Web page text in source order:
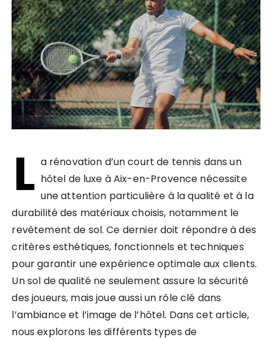
L a rénovation d’un court de tennis dans un
hôtel de luxe à Aix-en-Provence nécessite
une attention particulière à la qualité et à la
durabilité des matériaux choisis, notamment le
revêtement de sol. Ce dernier doit répondre à des
critères esthétiques, fonctionnels et techniques
pour garantir une expérience optimale aux clients.
Un sol de qualité ne seulement assure la sécurité
des joueurs, mais joue aussi un rôle clé dans
l’ambiance et l’image de l’hôtel. Dans cet article,
nous explorons les différents types de